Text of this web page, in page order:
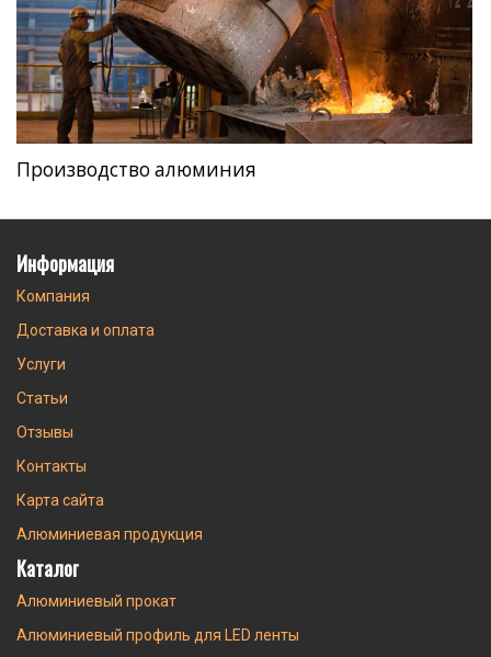
Производство алюминия
Информация
Компания
Доставка и оплата
Услуги
Статьи
Отзывы
Контакты
Карта сайта
Алюминиевая продукция
Каталог
Алюминиевый прокат
Алюминиевый профиль для LED ленты